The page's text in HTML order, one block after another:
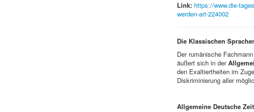
Link: https://www.die-
werden-art-224002
Die Klassischen
Der rumänische
äußert sich in der
den Exaltiertheiten im
Diskriminierung aller
Allgemeine Deutsche